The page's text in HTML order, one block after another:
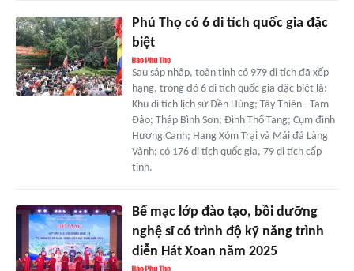
Phú Thọ có 6 di tích quốc gia đặc
biệt
Sau sáp nhập, toàn tỉnh có 979 di tích đã xếp
hạng, trong đó 6 di tích quốc gia đặc biệt là:
Khu di tích lịch sử Đền Hùng; Tây Thiên - Tam
Đảo; Tháp Bình Sơn; Đình Thổ Tang; Cụm đình
Hương Canh; Hang Xóm Trại và Mái đá Làng
Vành; có 176 di tích quốc gia, 79 di tích cấp
tỉnh.
Bế mạc lớp đào tạo, bồi dưỡng
nghệ sĩ có trình độ kỹ năng trình
diễn Hát Xoan năm 2025